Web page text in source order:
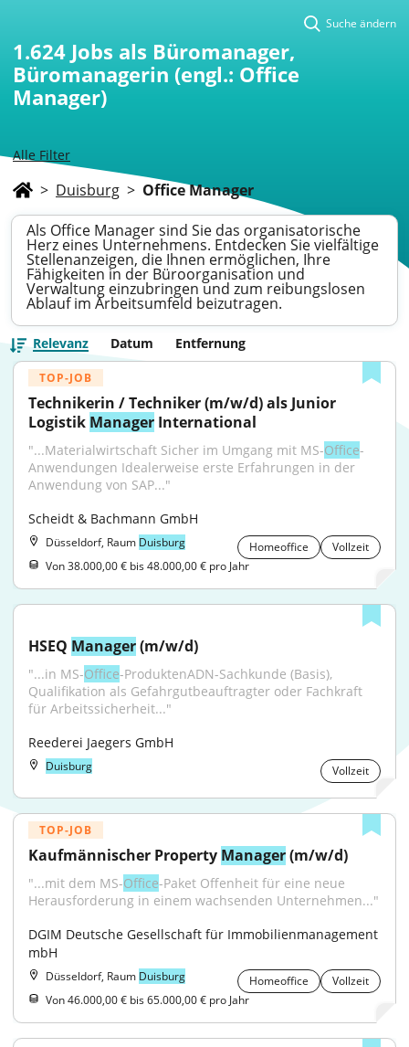
Alle Filter
Suche ändern
1.624 Jobs als Büromanager,
Büromanagerin (engl.: Office
Manager)
> Duisburg > Office Manager
Als Office Manager sind Sie das organisatorische
Herz eines Unternehmens. Entdecken Sie vielfältige
Stellenanzeigen, die Ihnen ermöglichen, Ihre
Fähigkeiten in der Büroorganisation und
Verwaltung einzubringen und zum reibungslosen
Ablauf im Arbeitsumfeld beizutragen.
Relevanz Datum Entfernung
TOP-JOB
Technikerin / Techniker (m/w/d) als Junior
Logistik Manager International
"...Materialwirtschaft Sicher im Umgang mit MS-Office-
Anwendungen Idealerweise erste Erfahrungen in der
Anwendung von SAP..."
Scheidt & Bachmann GmbH
Düsseldorf, Raum Duisburg Homeoffice
Vollzeit
Von 38.000,00 € bis 48.000,00 € pro Jahr
HSEQ Manager (m⁠/⁠w⁠/⁠d)
"...in MS-Office-ProduktenADN-Sachkunde (Basis),
Qualifikation als Gefahrgutbeauftragter oder Fachkraft
für Arbeitssicherheit..."
Reederei Jaegers GmbH
Duisburg Vollzeit
TOP-JOB
Kaufmännischer Property Manager (m/w/d)
"...mit dem MS-Office-Paket Offenheit für eine neue
Herausforderung in einem wachsenden Unternehmen..."
DGIM Deutsche Gesellschaft für Immobilienmanagement
mbH
Düsseldorf, Raum Duisburg Homeoffice
Vollzeit
Von 46.000,00 € bis 65.000,00 € pro Jahr